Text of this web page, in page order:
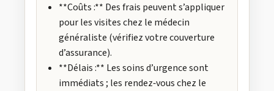
**Coûts :** Des frais peuvent s’appliquer
pour les visites chez le médecin
généraliste (vérifiez votre couverture
d’assurance).
**Délais :** Les soins d’urgence sont
immédiats ; les rendez‑vous chez le